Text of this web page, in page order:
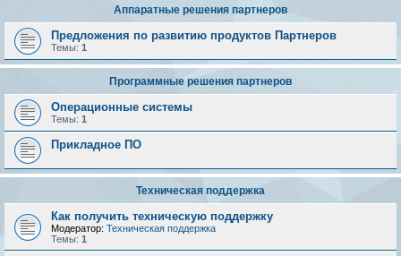
Аппаратные решения партнеров
Предложения по развитию продуктов Партнеров
Темы: 1
Программные решения партнеров
Операционные системы
Темы: 1
Прикладное ПО
Техническая поддержка
Как получить техническую поддержку
Модератор: Техническая поддержка
Темы: 1